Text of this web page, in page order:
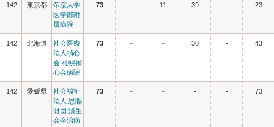
142 東京都
帝京大学
医学部附
属病院
73 - 11 39 - 23
142 北海道
社会医療
法人禎心
会 札幌禎
心会病院
73 - - 30 - 43
142 愛媛県
社会福祉
法人 恩賜
財団 済生
会今治病
73 - - - - 73